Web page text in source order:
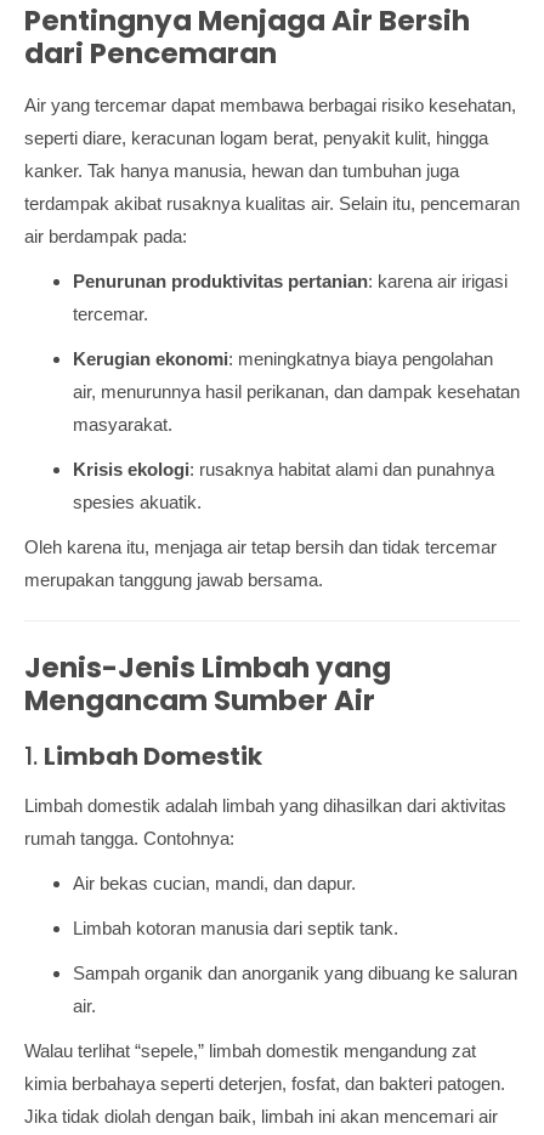
Pentingnya Menjaga Air Bersih
dari Pencemaran
Air yang tercemar dapat membawa berbagai risiko kesehatan,
seperti diare, keracunan logam berat, penyakit kulit, hingga
kanker. Tak hanya manusia, hewan dan tumbuhan juga
terdampak akibat rusaknya kualitas air. Selain itu, pencemaran
air berdampak pada:
Penurunan produktivitas pertanian: karena air irigasi
tercemar.
Kerugian ekonomi: meningkatnya biaya pengolahan
air, menurunnya hasil perikanan, dan dampak kesehatan
masyarakat.
Krisis ekologi: rusaknya habitat alami dan punahnya
spesies akuatik.
Oleh karena itu, menjaga air tetap bersih dan tidak tercemar
merupakan tanggung jawab bersama.
Jenis-Jenis Limbah yang
Mengancam Sumber Air
1. Limbah Domestik
Limbah domestik adalah limbah yang dihasilkan dari aktivitas
rumah tangga. Contohnya:
Air bekas cucian, mandi, dan dapur.
Limbah kotoran manusia dari septik tank.
Sampah organik dan anorganik yang dibuang ke saluran
air.
Walau terlihat “sepele,” limbah domestik mengandung zat
kimia berbahaya seperti deterjen, fosfat, dan bakteri patogen.
Jika tidak diolah dengan baik, limbah ini akan mencemari air